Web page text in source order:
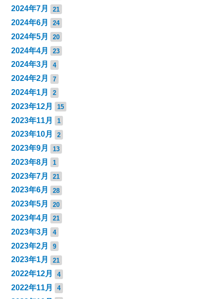
2024年7月 21
2024年6月 24
2024年5月 20
2024年4月 23
2024年3月 4
2024年2月 7
2024年1月 2
2023年12月 15
2023年11月 1
2023年10月 2
2023年9月 13
2023年8月 1
2023年7月 21
2023年6月 28
2023年5月 20
2023年4月 21
2023年3月 4
2023年2月 9
2023年1月 21
2022年12月 4
2022年11月 4